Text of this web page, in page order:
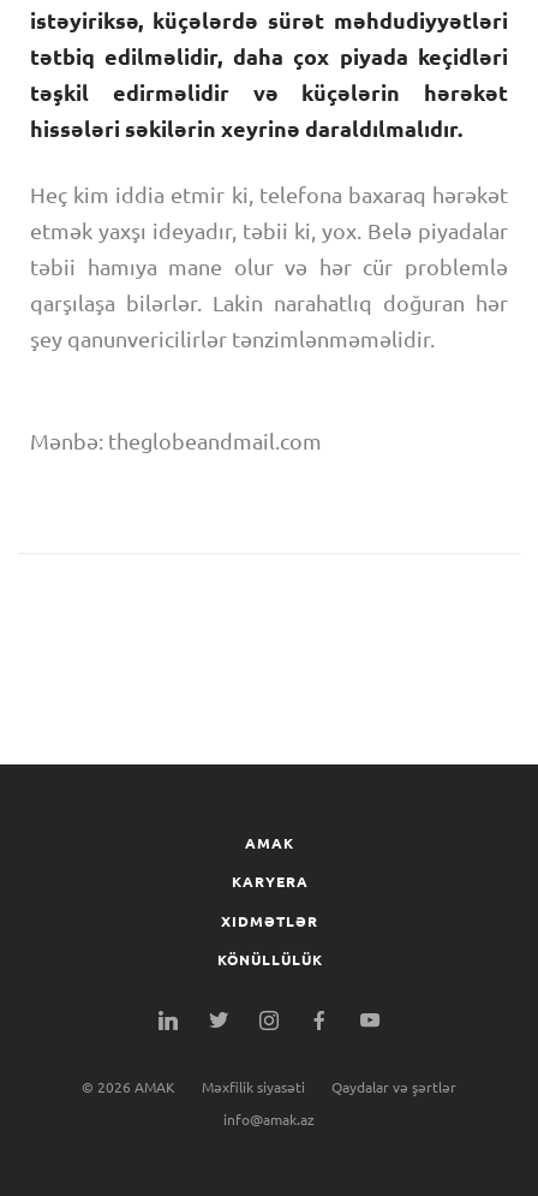
istəyiriksə, küçələrdə sürət məhdudiyyətləri
tətbiq edilməlidir, daha çox piyada keçidləri
təşkil edirməlidir və küçələrin hərəkət
hissələri səkilərin xeyrinə daraldılmalıdır.
Heç kim iddia etmir ki, telefona baxaraq hərəkət
etmək yaxşı ideyadır, təbii ki, yox. Belə piyadalar
təbii hamıya mane olur və hər cür problemlə
qarşılaşa bilərlər. Lakin narahatlıq doğuran hər
şey qanunvericilirlər tənzimlənməməlidir.
Mənbə: theglobeandmail.com
AMAK
KARYERA
XIDMƏTLƏR
KÖNÜLLÜLÜK
© 2026 AMAK Məxfilik siyasəti Qaydalar və şərtlər
info@amak.az